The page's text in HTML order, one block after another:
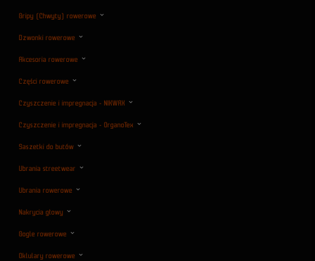
Gripy (Chwyty) rowerowe
Dzwonki rowerowe
Akcesoria rowerowe
Części rowerowe
Czyszczenie i impregnacja - NIKWAX
Czyszczenie i impregnacja - OrganoTex
Saszetki do butów
Ubrania streetwear
Ubrania rowerowe
Nakrycia głowy
Gogle rowerowe
Oklulary rowerowe